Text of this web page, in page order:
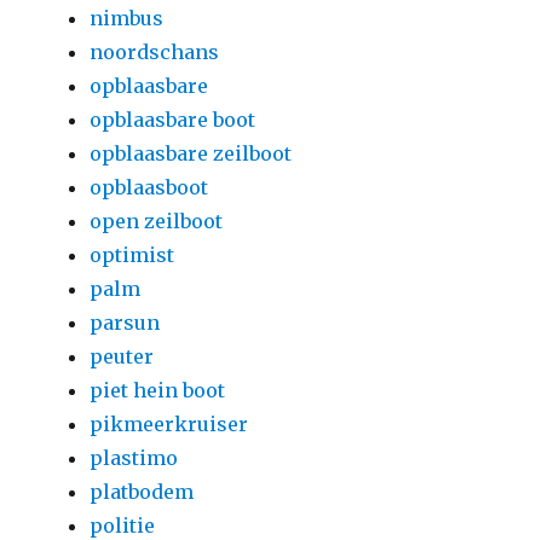
nimbus
noordschans
opblaasbare
opblaasbare boot
opblaasbare zeilboot
opblaasboot
open zeilboot
optimist
palm
parsun
peuter
piet hein boot
pikmeerkruiser
plastimo
platbodem
politie